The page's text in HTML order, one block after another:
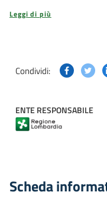
Leggi di più
Condividi:
ENTE RESPONSABILE
Scheda